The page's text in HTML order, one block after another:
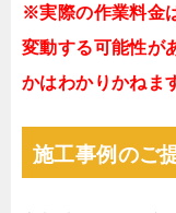
※実際の作業料金
変動する可能性が
かはわかりかねま
施工事例のご